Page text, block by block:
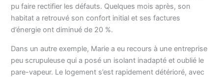
pu faire rectifier les défauts. Quelques mois après, son
habitat a retrouvé son confort initial et ses factures
d’énergie ont diminué de 20 %.
Dans un autre exemple, Marie a eu recours à une entreprise
peu scrupuleuse qui a posé un isolant inadapté et oublié le
pare-vapeur. Le logement s’est rapidement détérioré, avec